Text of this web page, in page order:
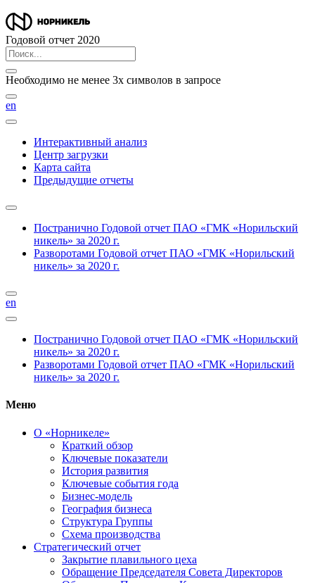
Годовой отчет 2020
Необходимо не менее 3х символов в запросе
en
Интерактивный анализ
Центр загрузки
Карта сайта
Предыдущие отчеты
Постранично Годовой отчет ПАО «ГМК «Норильский
никель» за 2020 г.
Разворотами Годовой отчет ПАО «ГМК «Норильский
никель» за 2020 г.
en
Постранично Годовой отчет ПАО «ГМК «Норильский
никель» за 2020 г.
Разворотами Годовой отчет ПАО «ГМК «Норильский
никель» за 2020 г.
Меню
О «Норникеле»
Краткий обзор
Ключевые показатели
История развития
Ключевые события года
Бизнес-модель
География бизнеса
Структура Группы
Схема производства
Стратегический отчет
Закрытие плавильного цеха
Обращение Председателя Совета Директоров